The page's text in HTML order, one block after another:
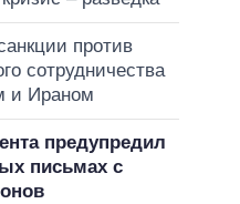
против
сотрудничества
и Ираном
предупредил
письмах с